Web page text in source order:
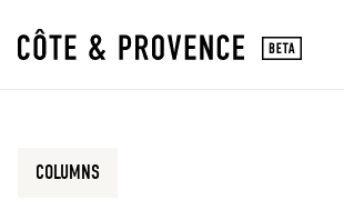
COLUMNS